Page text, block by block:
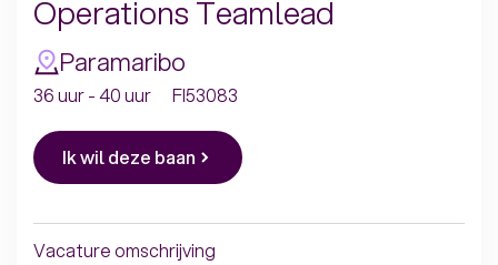
Operations Teamlead
Paramaribo
36 uur - 40 uur FI53083
Ik wil deze baan
Vacature omschrijving